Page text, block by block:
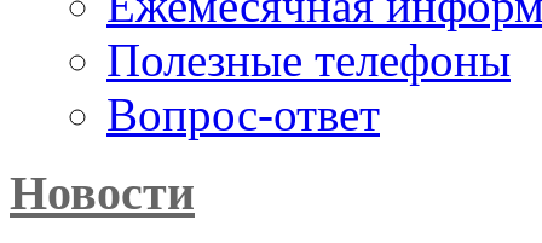
Полезные телефоны
Вопрос-ответ
Новости